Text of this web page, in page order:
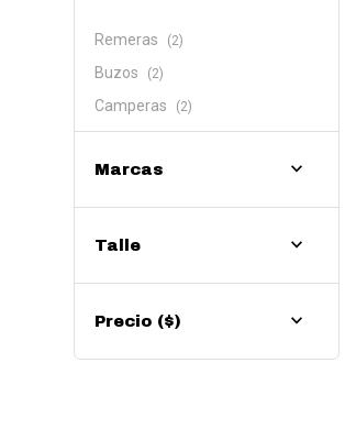
Remeras (2)
Buzos (2)
Camperas (2)
Marcas
Talle
Precio ($)